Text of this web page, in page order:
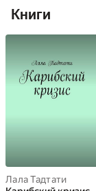
Книги
Лала Тадтати